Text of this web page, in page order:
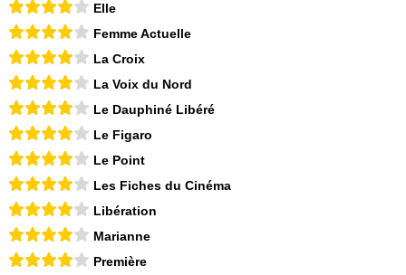
Elle
Femme Actuelle
La Croix
La Voix du Nord
Le Dauphiné Libéré
Le Figaro
Le Point
Les Fiches du Cinéma
Libération
Marianne
Première